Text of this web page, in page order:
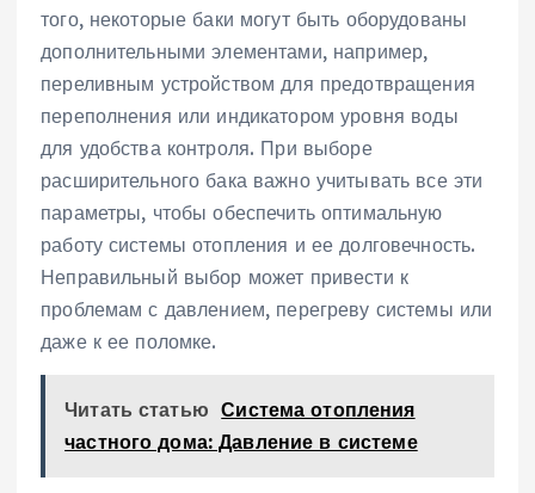
того‚ некоторые баки могут быть оборудованы
дополнительными элементами‚ например‚
переливным устройством для предотвращения
переполнения или индикатором уровня воды
для удобства контроля. При выборе
расширительного бака важно учитывать все эти
параметры‚ чтобы обеспечить оптимальную
работу системы отопления и ее долговечность.
Неправильный выбор может привести к
проблемам с давлением‚ перегреву системы или
даже к ее поломке.
Читать статью Система отопления
частного дома: Давление в системе